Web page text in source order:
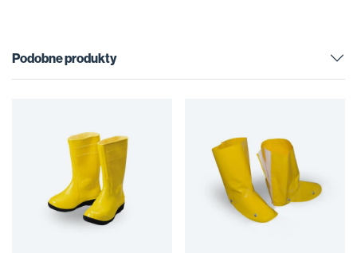
Podobne produkty